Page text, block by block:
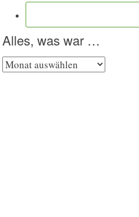
Alles, was war …
Alles,